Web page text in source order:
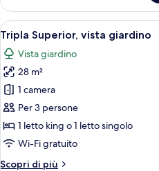
Deluxe,
vista
mare
Apri
tutte
le
foto
per
Tripla
Superior,
vista
giardino
5
Tripla Superior, vista giardino
Vista giardino
28 m²
1 camera
Per 3 persone
1 letto king o 1 letto singolo
Wi-Fi gratuito
Scopri di più
Altri